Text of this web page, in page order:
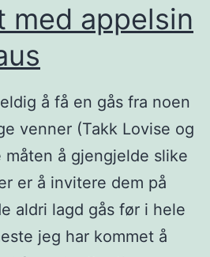
med appelsin
å få en gås fra noen
venner (Takk Lovise og
måten å gjengjelde slike
er å invitere dem på
aldri lagd gås før i hele
jeg har kommet å